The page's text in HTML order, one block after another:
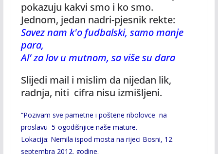
pokazuju kakvi smo i ko smo.
Jednom, jedan nadri-pjesnik rekte:
Savez nam k'o fudbalski, samo manje
para,
Al’ za lov u mutnom, sa više su dara
Slijedi mail i mislim da nijedan lik,
radnja, niti cifra nisu izmišljeni.
“Pozivam sve pametne i poštene ribolovce na
proslavu 5-ogodišnjice naše mature.
Lokacija: Nemila ispod mosta na rijeci Bosni, 12.
septembra 2012. godine.